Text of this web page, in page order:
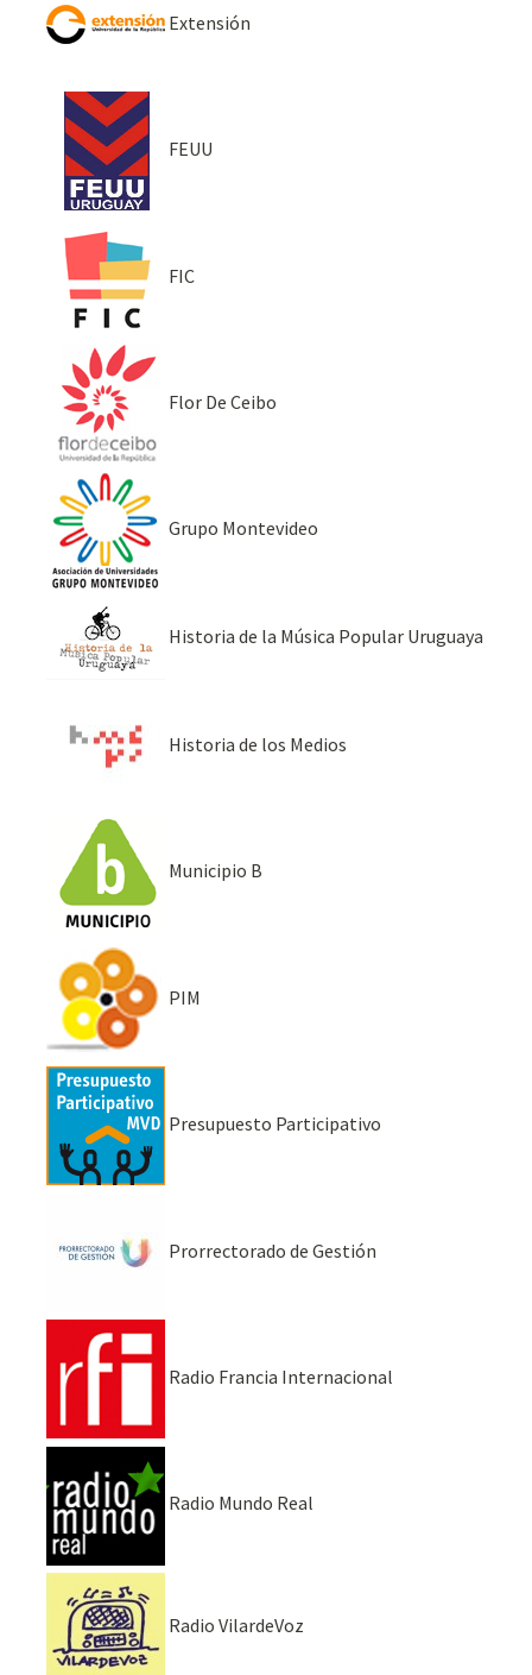
Extensión
FEUU
FIC
Flor De Ceibo
Grupo Montevideo
Historia de la Música Popular Uruguaya
Historia de los Medios
Municipio B
PIM
Presupuesto Participativo
Prorrectorado de Gestión
Radio Francia Internacional
Radio Mundo Real
Radio VilardeVoz